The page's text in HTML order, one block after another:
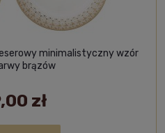
minimalistyczny wzór
brązów
zł